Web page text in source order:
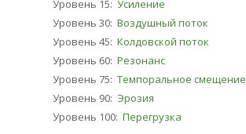
Уровень 15: Усиление
Уровень 30: Воздушный поток
Уровень 45: Колдовской поток
Уровень 60: Резонанс
Уровень 75: Темпоральное смещение
Уровень 90: Эрозия
Уровень 100: Перегрузка